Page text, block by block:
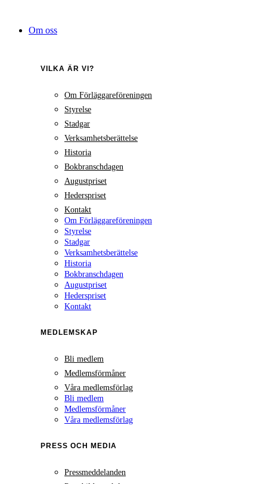
innehållOm oss
VILKA ÄR VI?
Om Förläggareföreningen
Styrelse
Stadgar
Verksamhetsberättelse
Historia
Bokbranschdagen
Augustpriset
Hederspriset
Kontakt
Om Förläggareföreningen
Styrelse
Stadgar
Verksamhetsberättelse
Historia
Bokbranschdagen
Augustpriset
Hederspriset
Kontakt
MEDLEMSKAP
Bli medlem
Medlemsförmåner
Våra medlemsförlag
Bli medlem
Medlemsförmåner
Våra medlemsförlag
PRESS OCH MEDIA
Pressmeddelanden